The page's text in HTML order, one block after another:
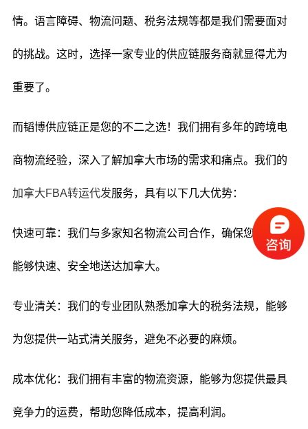
情。语言障碍、物流问题、税务法规等都是我们需要面对
的挑战。这时，选择一家专业的供应链服务商就显得尤为
重要了。
而韬博供应链正是您的不二之选！我们拥有多年的跨境电
商物流经验，深入了解加拿大市场的需求和痛点。我们的
加拿大FBA转运代发服务，具有以下几大优势：
快速可靠：我们与多家知名物流公司合作，确保您的货物
能够快速、安全地送达加拿大。
专业清关：我们的专业团队熟悉加拿大的税务法规，能够
为您提供一站式清关服务，避免不必要的麻烦。
成本优化：我们拥有丰富的物流资源，能够为您提供最具
竞争力的运费，帮助您降低成本，提高利润。